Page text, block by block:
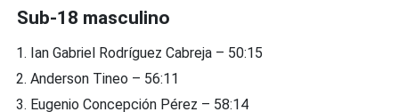
Sub-18 masculino
Ian Gabriel Rodríguez Cabreja – 50:15
Anderson Tineo – 56:11
Eugenio Concepción Pérez – 58:14